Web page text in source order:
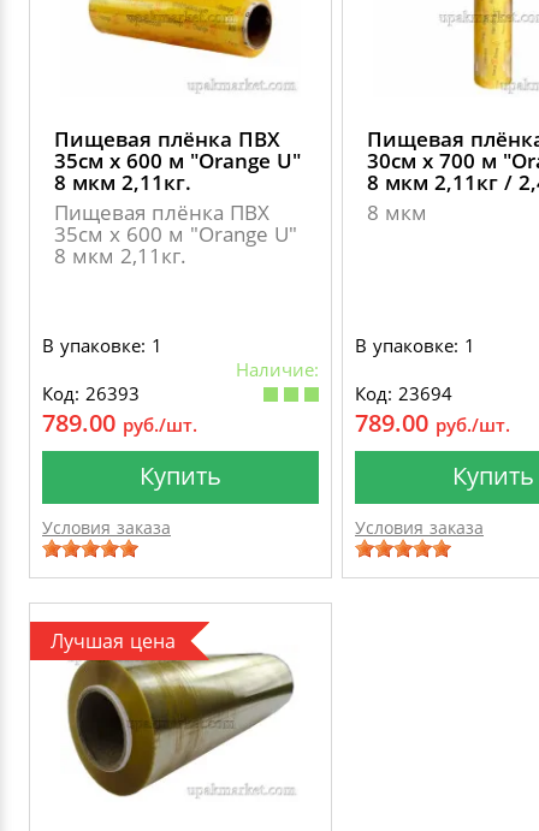
Пищевая плёнка ПВХ
35см х 600 м "Оrange U"
8 мкм 2,11кг.
Пищевая плёнка ПВХ
35см х 600 м "Оrange U"
8 мкм 2,11кг.
В упаковке: 1
Наличие:
Код: 26393
789.00 руб./шт.
Купить
Условия заказа
Пищевая
30см х 700 м
8 мкм 2,11кг /
8 мкм
В упаковке: 1
Код: 23694
789.00 руб./шт.
Купить
Условия заказа
Лучшая цена